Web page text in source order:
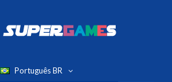
Português BR